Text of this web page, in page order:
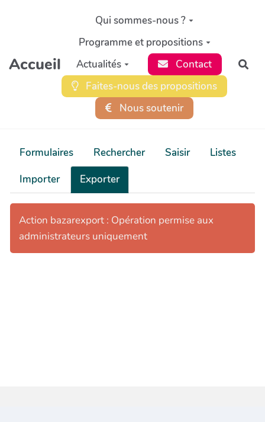
Aller au contenu principal
Accueil
Qui sommes-nous ?
Programme et propositions
Actualités
Contact
Faites-nous des propositions
Nous soutenir
Formulaires Rechercher Saisir
Listes
Importer
Exporter
Action bazarexport : Opération permise aux
administrateurs uniquement